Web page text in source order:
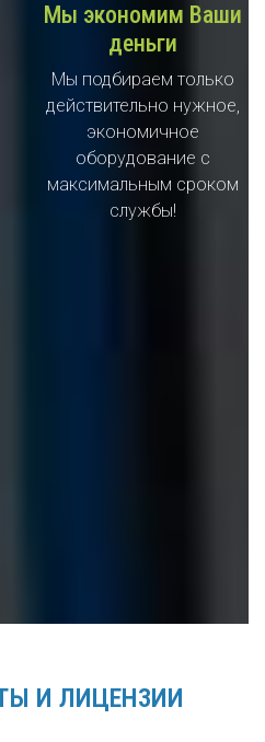
Мы экономим Ваши
деньги
Мы подбираем только
действительно нужное,
экономичное
оборудование с
максимальным сроком
службы!
И ЛИЦЕНЗИИ